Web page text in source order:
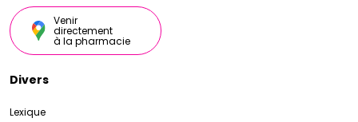
Venir
directement
à la pharmacie
Divers
Lexique